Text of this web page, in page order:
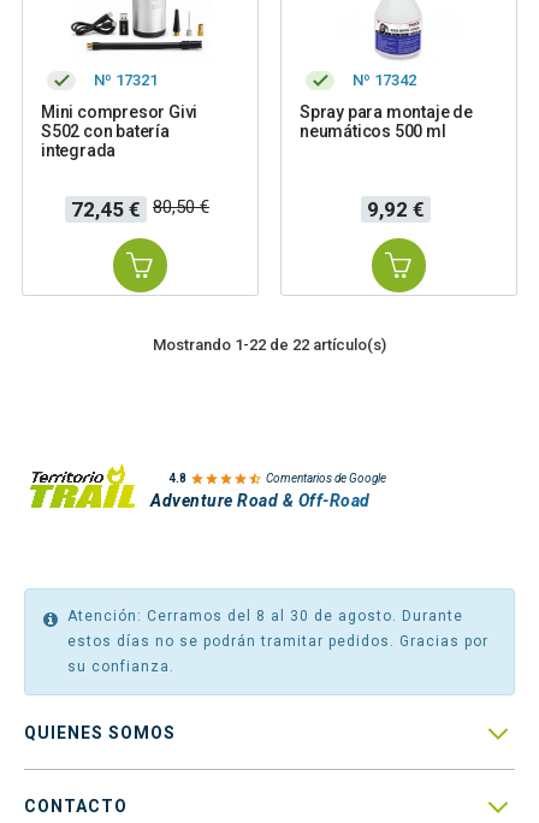
Nº 17321
Mini compresor Givi
S502 con batería
integrada
Precio
72,45 €
Precio
base
80,50 €
Nº 17342
Spray para montaje de
neumáticos 500 ml
Precio
9,92 €
Mostrando 1-22 de 22 artículo(s)
4.8  Comentarios de Google
Adventure Road & Off-Road
Atención: Cerramos del 8 al 30 de agosto. Durante
estos días no se podrán tramitar pedidos. Gracias por
su confianza.
QUIENES SOMOS 
CONTACTO 